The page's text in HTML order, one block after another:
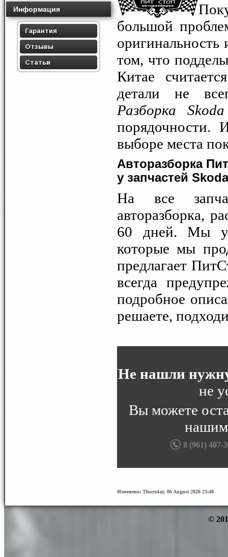
Информация
Гарантия
Отзывы
Статьи
большой
оригинальность
том, что
Китае
детали не
Разборка Skoda
порядочности.
выборе места
Авторазборка
у запчастей
На все
авторазборка,
60 дней. Мы
которые мы
предлагает
всегда
подробное
решаете,
Не нашли
не
Вы можете
8 (961) 407-
Изменено: Thursday, 06 August 2026 23:48
©